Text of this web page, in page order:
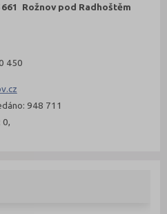
Rožnov pod Radhoštěm
450
948 711
0,